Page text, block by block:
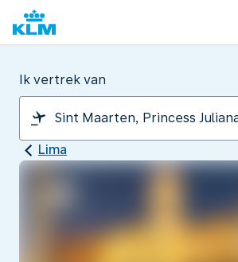
Ik vertrek van
Lima